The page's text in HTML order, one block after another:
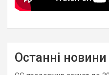
Останні новини